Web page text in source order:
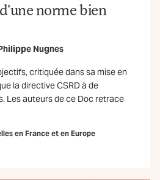
norme bien
Nugnes
critiquée dans sa mise en
la directive CSRD à de
Les auteurs de ce Doc retrace
en France et en Europe